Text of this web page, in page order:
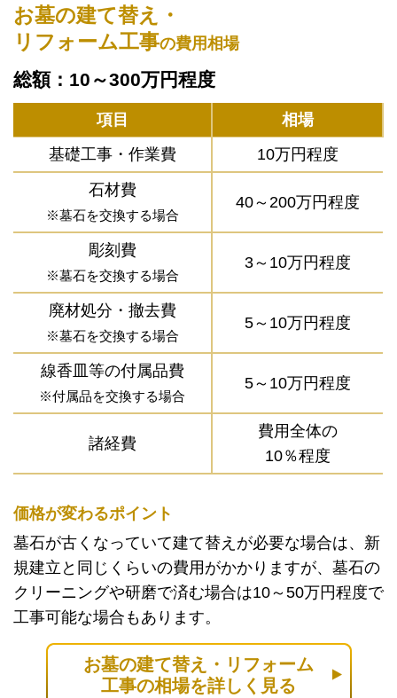
お墓の建て替え・
リフォーム工事の費用相場
総額：10～300万円程度
項目
相場
基礎工事・作業費
10万円程度
石材費
※墓石を交換する場合
40～200万円程度
彫刻費
※墓石を交換する場合
3～10万円程度
廃材処分・撤去費
※墓石を交換する場合
5～10万円程度
線香皿等の付属品費
※付属品を交換する場合
5～10万円程度
諸経費
費用全体の
10％程度
価格が変わるポイント
墓石が古くなっていて建て替えが必要な場合は、新
規建立と同じくらいの費用がかかりますが、墓石の
クリーニングや研磨で済む場合は10～50万円程度で
工事可能な場合もあります。
お墓の建て替え・リフォーム
工事の相場を詳しく見る